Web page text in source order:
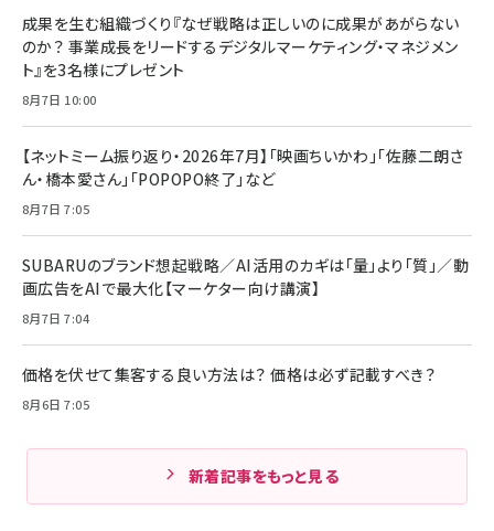
成果を生む組織づくり『なぜ戦略は正しいのに成果があがらない
のか？ 事業成長をリードするデジタルマーケティング・マネジメン
ト』を3名様にプレゼント
8月7日 10:00
【ネットミーム振り返り・2026年7月】「映画ちいかわ」「佐藤二朗さ
ん・橋本愛さん」「POPOPO終了」など
8月7日 7:05
SUBARUのブランド想起戦略／AI活用のカギは「量」より「質」／動
画広告をAIで最大化【マーケター向け講演】
8月7日 7:04
価格を伏せて集客する良い方法は？ 価格は必ず記載すべき？
8月6日 7:05
新着記事をもっと見る